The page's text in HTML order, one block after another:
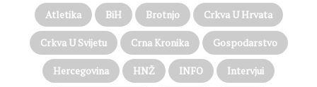
Atletika BiH Brotnjo Crkva U Hrvata
Crkva U Svijetu Crna Kronika Gospodarstvo
Hercegovina HNŽ INFO Intervjui